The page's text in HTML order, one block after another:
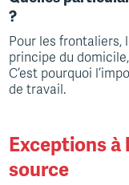
?
Pour les frontaliers,
principe du
C’est pourquoi
de travail.
Exceptions à
source